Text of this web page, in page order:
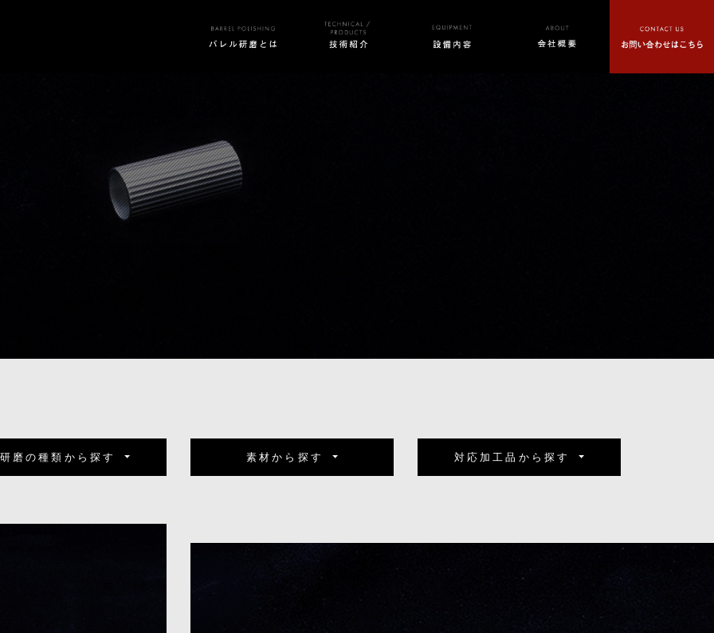
研磨の種類から探す 素材から探す 対応加工品から探す